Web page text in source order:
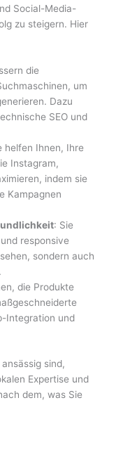
Social-Media-
zu steigern. Hier
die
um
Dazu
SEO und
helfen Ihnen, Ihre
Instagram,
indem sie
Kampagnen
: Sie
responsive
sondern auch
die Produkte
Integration und
sind,
Expertise und
dem, was Sie